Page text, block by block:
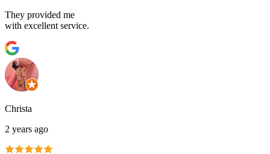
They provided me
with excellent service.
Christa
2 years ago